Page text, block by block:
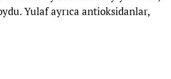
Yulaf ayrıca antioksidanlar,